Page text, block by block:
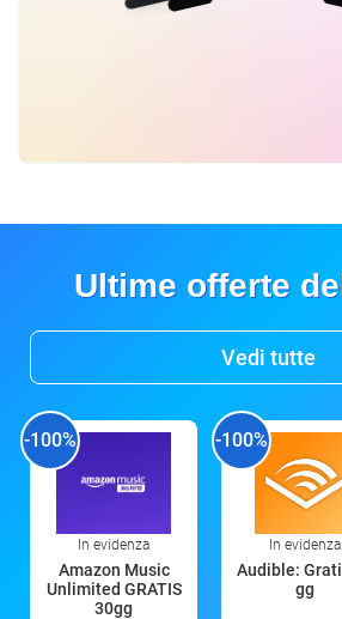
Ultime offerte
Vedi tutte
-100%
In evidenza
Amazon Music
Unlimited GRATIS
30gg
-100%
In evidenza
Audible:
gg